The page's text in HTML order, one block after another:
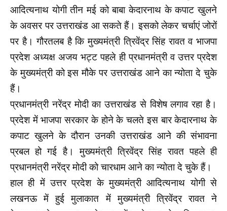
आदित्यनाथ योगी तीन मई को बाबा केदारनाथ के कपाट खुलने
के अवसर पर उत्तराखंड आ सकते हैं। इसको लेकर चर्चाएं जोरों
पर है। गौरतलब है कि मुख्यमंत्री त्रिवेंद्र सिंह रावत व भाजपा
प्रदेश अध्यक्ष अजय भट्ट पहले ही प्रधानमंत्री व उत्तर प्रदेश
के मुख्यमंत्री को इस मौके पर उत्तराखंड आने का न्योता दे चुके
हैं।
प्रधानमंत्री नरेंद्र मोदी का उत्तराखंड से विशेष लगाव रहा है।
प्रदेश में भाजपा सरकार के होने के चलते इस बार केदारनाथ के
कपाट खुलने के दौरान उनकी उत्तराखंड आने की संभावना
प्रबल हो गई है। मुख्यमंत्री त्रिवेंद्र सिंह रावत पहले ही
प्रधानमंत्री नरेंद्र मोदी को चारधाम आने का न्योता दे चुके हैं।
हाल ही में उत्तर प्रदेश के मुख्यमंत्री आदित्यनाथ योगी से
लखनऊ में हुई मुलाकात में मुख्यमंत्री त्रिवेंद्र रावत ने